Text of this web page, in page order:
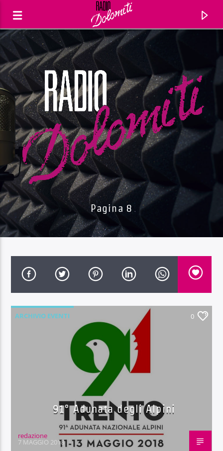
Traccia corrente
Titolo
Artista
Radio Dolomiti
Pagina 8
ARCHIVIO EVENTI 0
91° Adunata degli Alpini
redazione
7 MAGGIO 2018